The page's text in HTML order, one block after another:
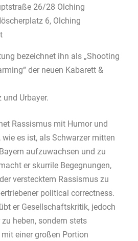
26/28 Olching
6, Olching
bezeichnet ihn als „Shooting
der neuen Kabarett &
und Urbayer.
Rassismus mit Humor und
es ist, als Schwarzer mitten
aufzuwachsen und zu
er skurrile Begegnungen,
verstecktem Rassismus zu
political correctness.
er Gesellschaftskritik, jedoch
heben, sondern stets
einer großen Portion